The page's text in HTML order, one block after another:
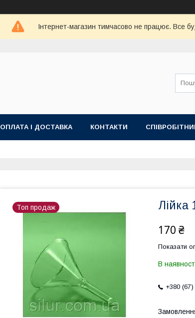
Інтернет-магазин тимчасово не працює. Все
ОПЛАТА І ДОСТАВКА КОНТАКТИ
Топ продаж Лійка
170 ₴
Показати
В
+380